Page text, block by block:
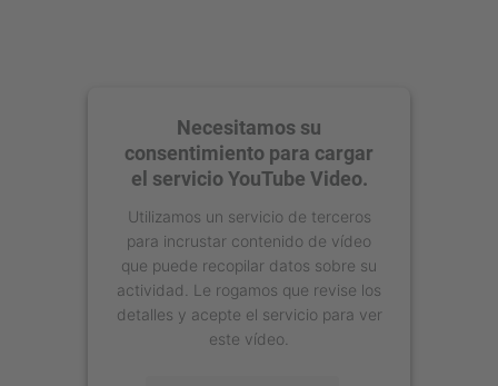
Necesitamos su
consentimiento para cargar
el servicio YouTube Video.
Utilizamos un servicio de terceros
para incrustar contenido de vídeo
que puede recopilar datos sobre su
actividad. Le rogamos que revise los
detalles y acepte el servicio para ver
este vídeo.